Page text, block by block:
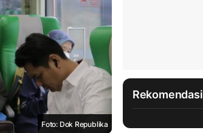
Foto: Dok Republika
Rekomendasi